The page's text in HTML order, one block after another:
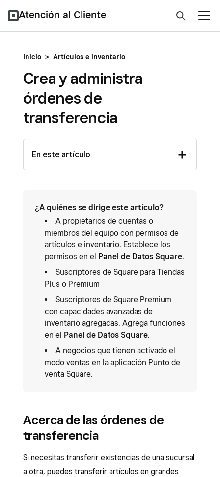
Atención al Cliente
Inicio > Artículos e inventario
Crea y administra
órdenes de
transferencia
En este artículo
¿A quiénes se dirige este artículo?
A propietarios de cuentas o
miembros del equipo con permisos de
artículos e inventario. Establece los
permisos en el Panel de Datos Square.
Suscriptores de Square para Tiendas
Plus o Premium
Suscriptores de Square Premium
con capacidades avanzadas de
inventario agregadas. Agrega funciones
en el Panel de Datos Square.
A negocios que tienen activado el
modo ventas en la aplicación Punto de
venta Square.
Acerca de las órdenes de
transferencia
Si necesitas transferir existencias de una sucursal
a otra, puedes transferir artículos en grandes